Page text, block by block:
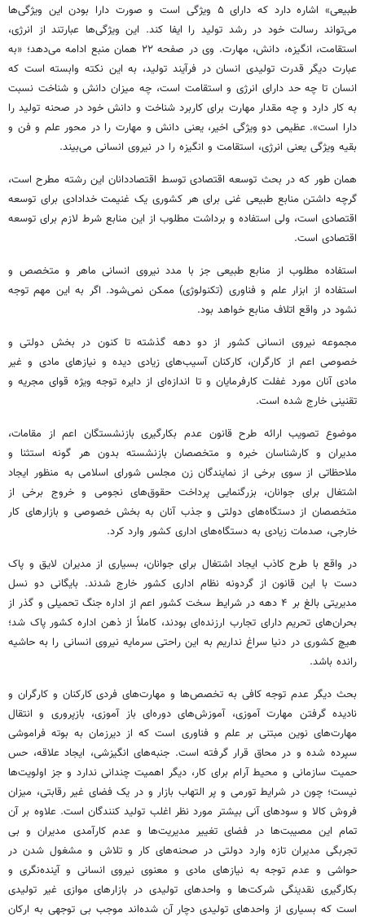
طبیعی» اشاره دارد که دارای ۵ ویژگی است و صورت دارا بودن این ویژگی‌ها
می‌تواند رسالت خود در رشد تولید را ایفا کند. این ویژگی‌ها عبارتند از انرژی،
استقامت، انگیزه، دانش، مهارت. وی در صفحه ۲۲ همان منبع ادامه می‌دهد؛ «به
عبارت دیگر قدرت تولیدی انسان در فرآیند تولید، به این نکته وابسته است که
انسان تا چه حد دارای انرژی و استقامت است، چه میزان دانش و شناخت نسبت
به کار دارد و چه مقدار مهارت برای کاربرد شناخت و دانش خود در صحنه تولید را
دارا است». عظیمی دو ویژگی اخیر، یعنی دانش و مهارت را در محور علم و فن و
بقیه ویژگی یعنی انرژی، استقامت و انگیزه را در نیروی انسانی می‌بیند.
همان طور که در بحث توسعه اقتصادی توسط اقتصاددانان این رشته مطرح است،
گرچه داشتن منابع طبیعی غنی برای هر کشوری یک غنیمت خدادادی برای توسعه
اقتصادی است، ولی استفاده و برداشت مطلوب از این منابع شرط لازم برای توسعه
اقتصادی است.
استفاده مطلوب از منابع طبیعی جز با مدد نیروی انسانی ماهر و متخصص و
استفاده از ابزار علم و فناوری (تکنولوژی) ممکن نمی‌شود. اگر به این مهم توجه
نشود در واقع اتلاف منابع خواهد بود.
مجموعه نیروی انسانی کشور از دو دهه گذشته تا کنون در بخش دولتی و
خصوصی اعم از کارگران، کارکنان آسیب‌های زیادی دیده و نیازهای مادی و غیر
مادی آنان مورد غفلت کارفرمایان و تا اندازه‌ای از دایره توجه ویژه قوای مجریه و
تقنینی خارج شده است.
موضوع تصویب ارائه طرح قانون عدم بکارگیری بازنشستگان اعم از مقامات،
مدیران و کارشناسان خبره و متخصصان بازنشسته بدون هر گونه استثنا و
ملاحظاتی از سوی برخی از نمایندگان زن مجلس شورای اسلامی به منظور ایجاد
اشتغال برای جوانان، بزرگنمایی پرداخت حقوق‌های نجومی و خروج برخی از
متخصصان از دستگاه‌های دولتی و جذب آنان به بخش خصوصی و بازارهای کار
خارجی، صدمات زیادی به دستگاه‌های اداری کشور وارد کرد.
در واقع با طرح کاذب ایجاد اشتغال برای جوانان، بسیاری از مدیران لایق و پاک
دست با این قانون از گردونه نظام اداری کشور خارج شدند. بایگانی دو نسل
مدیریتی بالغ بر ۴ دهه در شرایط سخت کشور اعم از اداره جنگ تحمیلی و گذر از
بحران‌های تحریم دارای تجارب ارزنده‌ای بودند، کاملاً از ذهن اداره کشور پاک شد؛
هیچ کشوری در دنیا سراغ نداریم به این راحتی سرمایه نیروی انسانی را به حاشیه
رانده باشد.
بحث دیگر عدم توجه کافی به تخصص‌ها و مهارت‌های فردی کارکنان و کارگران و
نادیده گرفتن مهارت آموزی، آموزش‌های دوره‌ای باز آموزی، بازپروری و انتقال
مهارت‌های نوین مبتنی بر علم و فناوری است که از دیرزمان به بوته فراموشی
سپرده شده و در محاق قرار گرفته است. جنبه‌های انگیزشی، ایجاد علاقه، حس
حمیت سازمانی و محیط آرام برای کار، دیگر اهمیت چندانی ندارد و جز اولویت‌ها
نیست؛ چون در شرایط تورمی و پر التهاب بازار و در یک فضای غیر رقابتی، میزان
فروش کالا و سودهای آنی بیشتر مورد نظر اغلب تولید کنندگان است. علاوه بر آن
تمام این مصیبت‌ها در فضای تغییر مدیریت‌ها و عدم کارآمدی مدیران و بی
تجربگی مدیران تازه وارد دولتی در صحنه‌های کار و تلاش و مشغول شدن در
حواشی و عدم توجه به نیازهای مادی و معنوی نیروی انسانی و آینده‌نگری و
بکارگیری نقدینگی شرکت‌ها و واحدهای تولیدی در بازارهای موازی غیر تولیدی
است که بسیاری از واحدهای تولیدی دچار آن شده‌اند موجب بی توجهی به ارکان